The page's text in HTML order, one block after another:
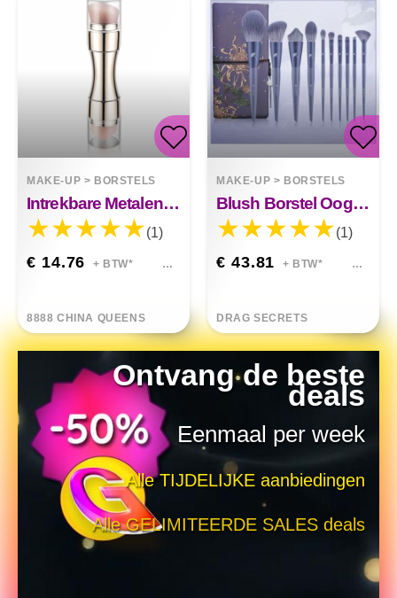
MAKE-UP > BORSTELS
Intrekbare Metalen Vier-in-één Multifunctionele Make-upborstel
(1)
€ 14.76 + BTW*
8888 CHINA QUEENS
MAKE-UP > BORSTELS
Blush Borstel Oogschaduw Borstel Losse Verf Complete Set
(1)
€ 43.81 + BTW*
DRAG SECRETS
Ontvang de beste
deals
Eenmaal per week
Alle TIJDELIJKE aanbiedingen
Alle GELIMITEERDE SALES deals